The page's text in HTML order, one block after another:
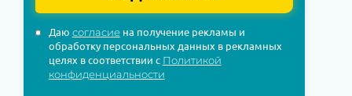
Даю согласиена получение рекламы и
обработку персональных данных в рекламных
целях в соответствии с Политикой
конфиденциальности